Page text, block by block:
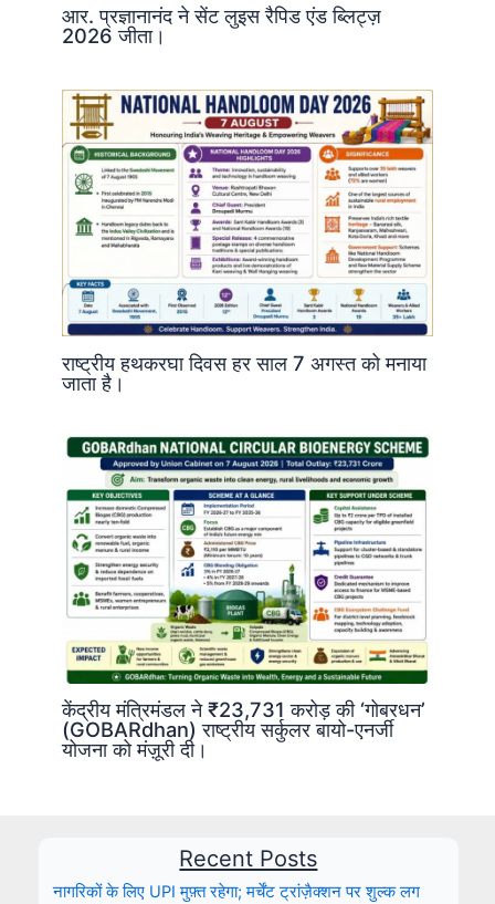
आर. प्रज्ञानानंद ने सेंट लुइस रैपिड एंड ब्लिट्ज़
2026 जीता।
राष्ट्रीय हथकरघा दिवस हर साल 7 अगस्त को मनाया
जाता है।
केंद्रीय मंत्रिमंडल ने ₹23,731 करोड़ की ‘गोबरधन’
(GOBARdhan) राष्ट्रीय सर्कुलर बायो-एनर्जी
योजना को मंज़ूरी दी।
Recent Posts
नागरिकों के लिए UPI मुफ़्त रहेगा; मर्चेंट ट्रांज़ैक्शन पर शुल्क लग